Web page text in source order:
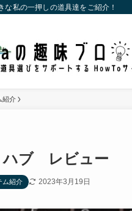
な私の一押しの道具達をご紹介！
紹介
ハブ レビュー
ム紹介 2023年3月19日